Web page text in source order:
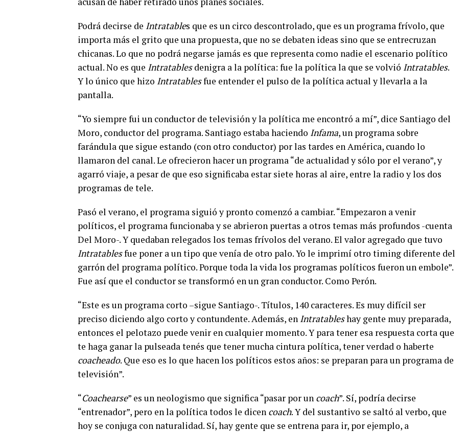
Podrá decirse de Intratables que es un circo descontrolado, que es un programa frívolo, que
importa más el grito que una propuesta, que no se debaten ideas sino que se entrecruzan
chicanas. Lo que no podrá negarse jamás es que representa como nadie el escenario político
actual. No es que Intratablesdenigra a la política: fue la política la que se volvió Intratables.
Y lo único que hizo Intratablesfue entender el pulso de la política actual y llevarla a la
pantalla.
“Yo siempre fui un conductor de televisión y la política me encontró a mí”, dice Santiago del
Moro, conductor del programa. Santiago estaba haciendo Infama, un programa sobre
farándula que sigue estando (con otro conductor) por las tardes en América, cuando lo
llamaron del canal. Le ofrecieron hacer un programa “de actualidad y sólo por el verano”, y
agarró viaje, a pesar de que eso significaba estar siete horas al aire, entre la radio y los dos
programas de tele.
Pasó el verano, el programa siguió y pronto comenzó a cambiar. “Empezaron a venir
políticos, el programa funcionaba y se abrieron puertas a otros temas más profundos -cuenta
Del Moro-. Y quedaban relegados los temas frívolos del verano. El valor agregado que tuvo
Intratablesfue poner a un tipo que venía de otro palo. Yo le imprimí otro timing diferente del
garrón del programa político. Porque toda la vida los programas políticos fueron un embole”.
Fue así que el conductor se transformó en un gran conductor. Como Perón.
“Este es un programa corto –sigue Santiago-. Títulos, 140 caracteres. Es muy difícil ser
preciso diciendo algo corto y contundente. Además, en Intratableshay gente muy preparada,
entonces el pelotazo puede venir en cualquier momento. Y para tener esa respuesta corta que
te haga ganar la pulseada tenés que tener mucha cintura política, tener verdad o haberte
coacheado. Que eso es lo que hacen los políticos estos años: se preparan para un programa de
televisión”.
“Coachearse” es un neologismo que significa “pasar por un coach”. Sí, podría decirse
“entrenador”, pero en la política todos le dicen coach. Y del sustantivo se saltó al verbo, que
hoy se conjuga con naturalidad. Sí, hay gente que se entrena para ir, por ejemplo, a